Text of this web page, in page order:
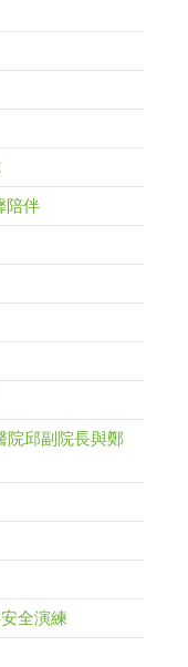
陪伴
院邱副院長與鄭
全演練